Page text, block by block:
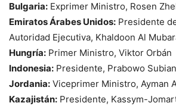
Bulgaria: Exprimer Ministro, Rosen
Emiratos Árabes Unidos: Presidente
Autoridad Ejecutiva, Khaldoon Al
Hungría: Primer Ministro, Viktor Orbán
Indonesia: Presidente, Prabowo
Jordania: Viceprimer Ministro, Ayman
Kazajistán: Presidente, Kassym-